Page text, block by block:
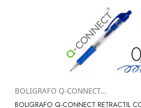
BOLIGRAFO Q-CONNECT...
BOLIGRAFO Q-CONNECT RETRACTIL